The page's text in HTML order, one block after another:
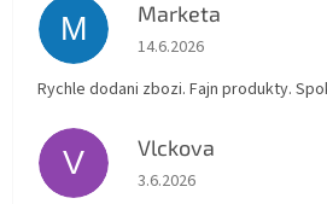
M Marketa
Hodnocení obchodu je 5 z
14.6.2026
Rychle dodani zbozi. Fajn produkty.
V Vlckova
Hodnocení obchodu je 5 z
3.6.2026